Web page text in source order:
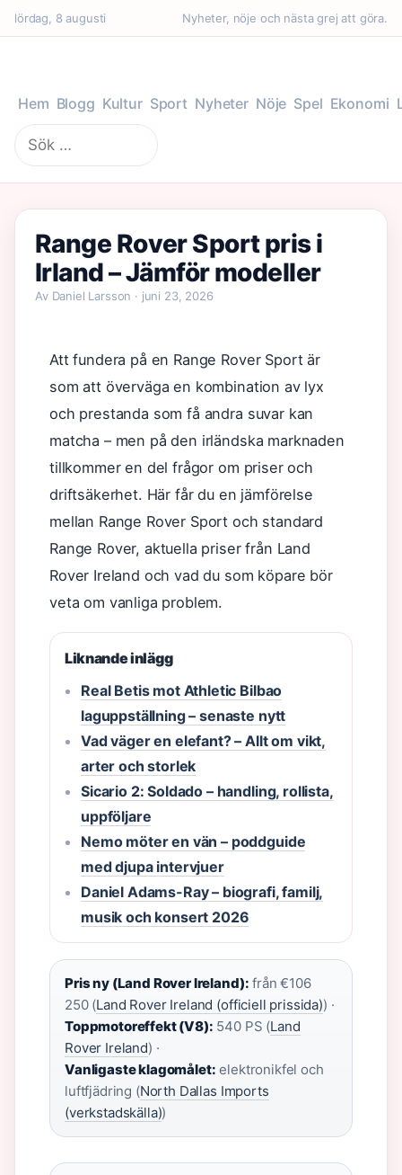
lördag, 8 augusti Nyheter, nöje och nästa grej att göra.
Hem Blogg Kultur Sport Nyheter Nöje Spel Ekonomi
Sök
efter:
Range Rover Sport pris i
Irland – Jämför modeller
Av Daniel Larsson · juni 23, 2026
Att fundera på en Range Rover Sport är
som att överväga en kombination av lyx
och prestanda som få andra suvar kan
matcha – men på den irländska marknaden
tillkommer en del frågor om priser och
driftsäkerhet. Här får du en jämförelse
mellan Range Rover Sport och standard
Range Rover, aktuella priser från Land
Rover Ireland och vad du som köpare bör
veta om vanliga problem.
Liknande inlägg
Real Betis mot Athletic Bilbao
laguppställning – senaste nytt
Vad väger en elefant? – Allt om vikt,
arter och storlek
Sicario 2: Soldado – handling, rollista,
uppföljare
Nemo möter en vän – poddguide
med djupa intervjuer
Daniel Adams-Ray – biografi, familj,
musik och konsert 2026
Pris ny (Land Rover Ireland): från €106
250 (Land Rover Ireland (officiell prissida)) ·
Toppmotoreffekt (V8): 540 PS (Land
Rover Ireland) ·
Vanligaste klagomålet: elektronikfel och
luftfjädring (North Dallas Imports
(verkstadskälla))